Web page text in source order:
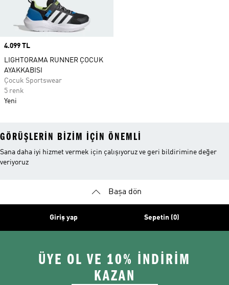
Price
4.099 TL
LIGHTORAMA RUNNER ÇOCUK
AYAKKABISI
Çocuk Sportswear
5 renk
Yeni
GÖRÜŞLERIN BIZIM IÇIN ÖNEMLI
Sana daha iyi hizmet vermek için çalışıyoruz ve geri bildirimine değer
veriyoruz
Başa dön
Giriş yap Sepetin (0)
ÜYE OL VE 10% İNDİRİM
KAZAN